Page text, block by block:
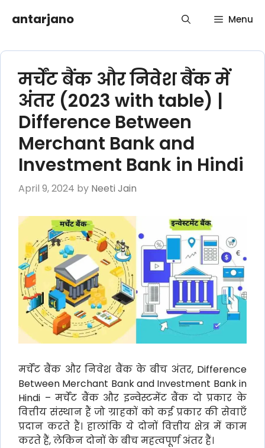
antarjano Menu
मर्चेंट बैंक और निवेश बैंक में
अंतर (2023 with table) |
Difference Between
Merchant Bank and
Investment Bank in Hindi
April 9, 2024 by Neeti Jain
मर्चेंट बैंक और निवेश बैंक के बीच अंतर, Difference
Between Merchant Bank and Investment Bank in
Hindi – मर्चेंट बैंक और इन्वेस्टमेंट बैंक दो प्रकार के
वित्तीय संस्थान हैं जो ग्राहकों को कई प्रकार की सेवाएँ
प्रदान करते हैं। हालांकि ये दोनों वित्तीय क्षेत्र में काम
करते हैं, लेकिन दोनों के बीच महत्वपूर्ण अंतर हैं।